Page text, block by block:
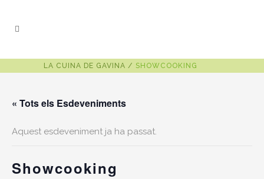
LA CUINA DE GAVINA / SHOWCOOKING
« Tots els Esdeveniments
Aquest esdeveniment ja ha passat.
Showcooking